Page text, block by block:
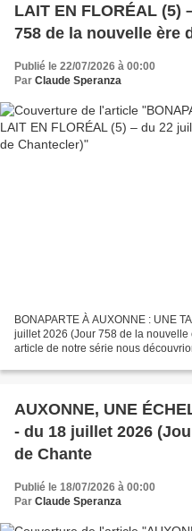
LAIT EN FLORÉAL (5)
758 de la nouvelle ère
Publié le 22/07/2026 à 00:00
Par Claude Speranza
BONAPARTE À AUXONNE : UNE
juillet 2026 (Jour 758 de la
article de notre série nous
AUXONNE, UNE ÉCHELLE DE FER SALVATRICE
- du 18 juillet 2026
de Chante
Publié le 18/07/2026 à 00:00
Par Claude Speranza